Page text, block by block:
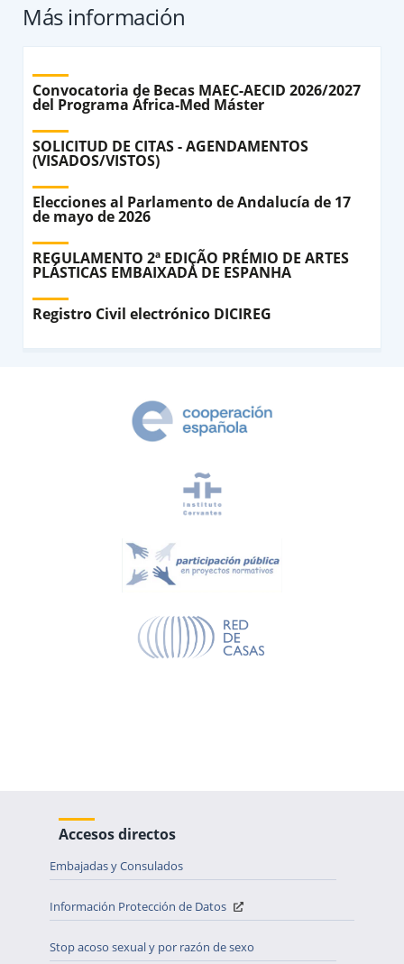
Más información
Convocatoria de Becas MAEC-AECID 2026/2027
del Programa África-Med Máster
SOLICITUD DE CITAS - AGENDAMENTOS
(VISADOS/VISTOS)
Elecciones al Parlamento de Andalucía de 17
de mayo de 2026
REGULAMENTO 2ª EDIÇÃO PRÉMIO DE ARTES
PLÁSTICAS EMBAIXADA DE ESPANHA
Registro Civil electrónico DICIREG
Accesos directos
Embajadas y Consulados
Información Protección de Datos
Stop acoso sexual y por razón de sexo